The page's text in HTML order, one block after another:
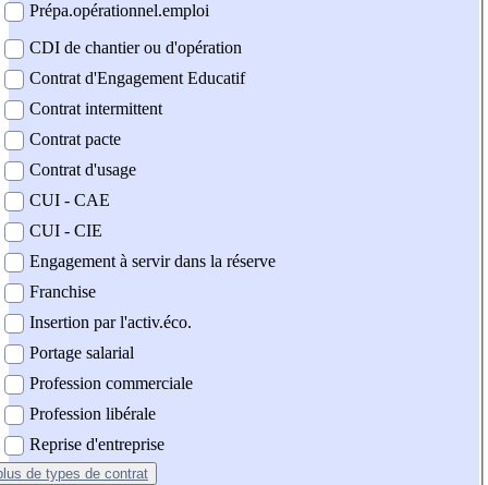
Prépa.opérationnel.emploi
CDI de chantier ou d'opération
Contrat d'Engagement Educatif
Contrat intermittent
Contrat pacte
Contrat d'usage
CUI - CAE
CUI - CIE
Engagement à servir dans la réserve
Franchise
Insertion par l'activ.éco.
Portage salarial
Profession commerciale
Profession libérale
Reprise d'entreprise
de types de contrat